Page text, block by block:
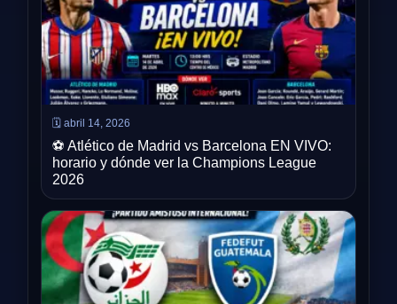
🗓️ abril 14, 2026
⚽ Atlético de Madrid vs Barcelona EN VIVO:
horario y dónde ver la Champions League
2026